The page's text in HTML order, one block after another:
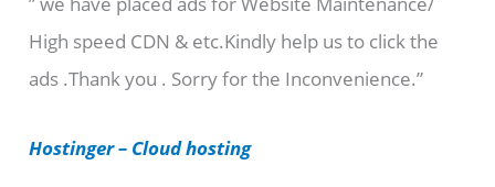
o
r
e
High speed CDN & etc.Kindly help us to click the
ads .Thank you . Sorry for the Inconvenience.”
Hostinger – Cloud hosting